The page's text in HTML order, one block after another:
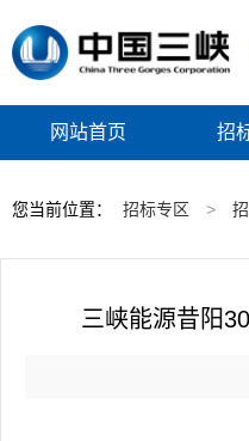
网站首页 招
您当前位置： 招标专区 >
三峡能源昔阳